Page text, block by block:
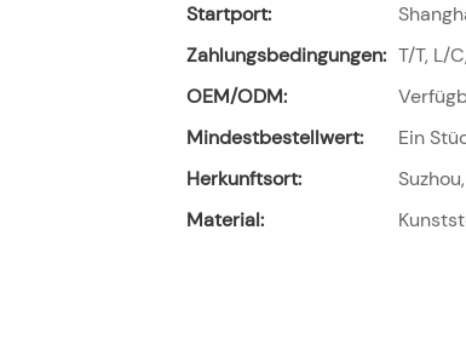
Startport:
Zahlungsbedingungen: T/T, L/
OEM/ODM:
Mindestbestellwert:
Ein
Herkunftsort:
Material: